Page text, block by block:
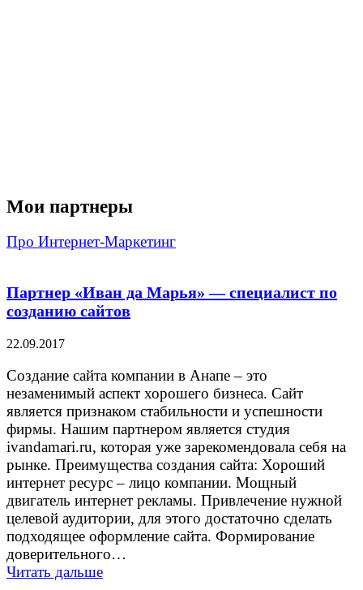
Мои партнеры
Про Интернет-Маркетинг
Партнер «Иван да Марья» — специалист по
созданию сайтов
22.09.2017
Создание сайта компании в Анапе – это
незаменимый аспект хорошего бизнеса. Сайт
является признаком стабильности и успешности
фирмы. Нашим партнером является студия
ivandamari.ru, которая уже зарекомендовала себя на
рынке. Преимущества создания сайта: Хороший
интернет ресурс – лицо компании. Мощный
двигатель интернет рекламы. Привлечение нужной
целевой аудитории, для этого достаточно сделать
подходящее оформление сайта. Формирование
доверительного…
Читать дальше